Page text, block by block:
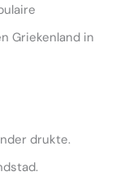
Griekenland in
drukte.